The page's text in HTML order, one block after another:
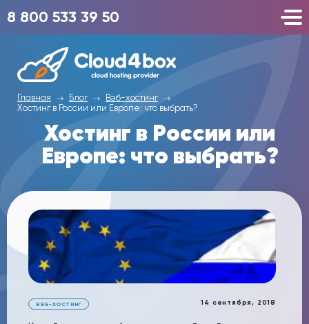
8 800 533 39 50
Главная Блог
Вэб-хостинг
Хостинг в России или Европе: что выбрать?
Хостинг в России или
Европе: что выбрать?
14 сентября, 2018
ВЭБ-ХОСТИНГ